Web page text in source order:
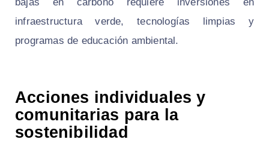
infraestructura verde, tecnologías limpias y
programas de educación ambiental.
Acciones individuales y
comunitarias para la
sostenibilidad